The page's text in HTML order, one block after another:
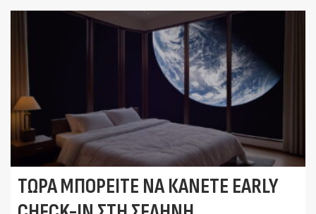
ΤΏΡΑ ΜΠΟΡΕΊΤΕ ΝΑ ΚΆΝΕΤΕ EARLY